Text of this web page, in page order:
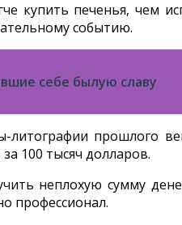
купить печенья, чем
событию.
себе былую славу
прошлого
100 тысяч долларов.
неплохую сумму
профессионал.